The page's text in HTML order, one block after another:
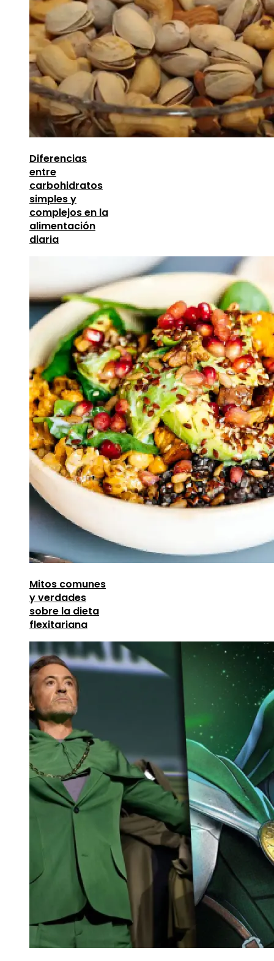
Diferencias
entre
carbohidratos
simples y
complejos en la
alimentación
diaria
Mitos comunes
y verdades
sobre la dieta
flexitariana